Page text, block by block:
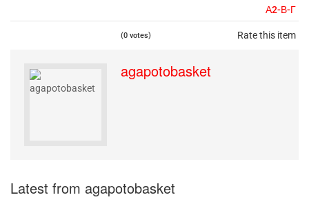
Α2-Β-Γ
Rate this item
(0 votes)
agapotobasket
Latest from agapotobasket